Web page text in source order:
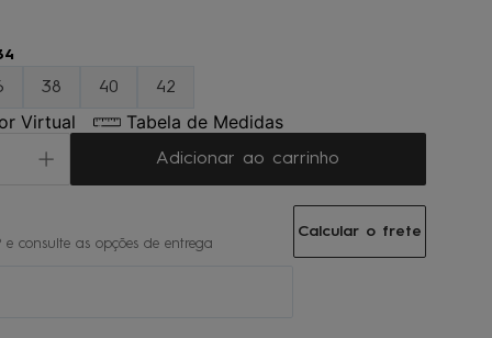
38 40 42
Virtual Tabela de Medidas
Adicionar ao carrinho
Calcular o frete